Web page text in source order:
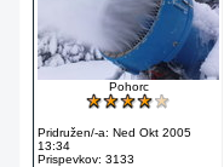
Pohorc
Pridružen/-a: Ned Okt 2005
13:34
Prispevkov: 3133